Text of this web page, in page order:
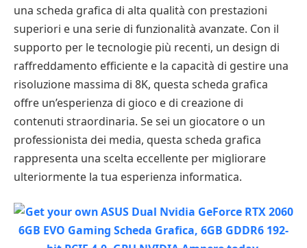
una scheda grafica di alta qualità con prestazioni
superiori e una serie di funzionalità avanzate. Con il
supporto per le tecnologie più recenti, un design di
raffreddamento efficiente e la capacità di gestire una
risoluzione massima di 8K, questa scheda grafica
offre un’esperienza di gioco e di creazione di
contenuti straordinaria. Se sei un giocatore o un
professionista dei media, questa scheda grafica
rappresenta una scelta eccellente per migliorare
ulteriormente la tua esperienza informatica.